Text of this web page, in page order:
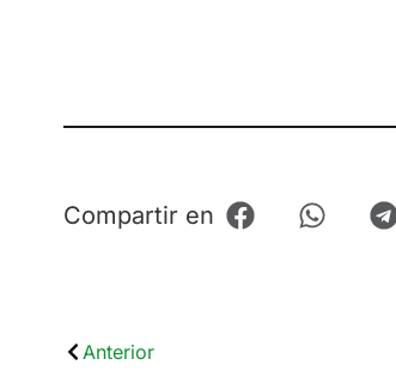
Compartir en
Anterior